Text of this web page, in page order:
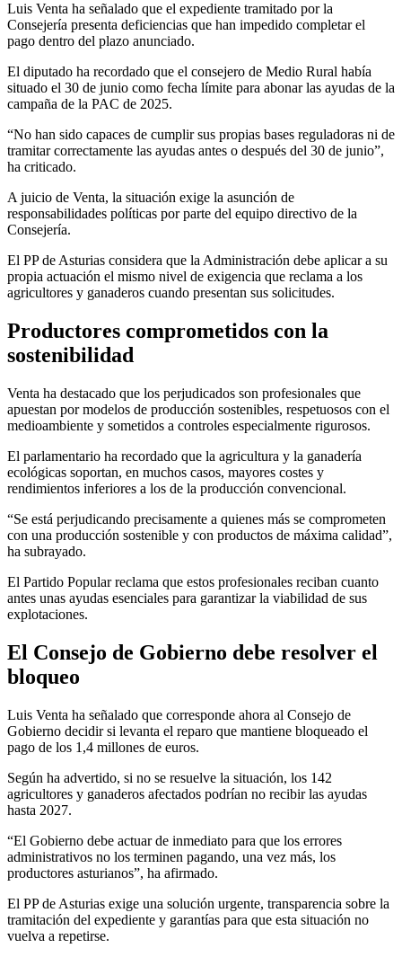
Luis Venta ha señalado que el expediente tramitado por la
Consejería presenta deficiencias que han impedido completar el
pago dentro del plazo anunciado.
El diputado ha recordado que el consejero de Medio Rural había
situado el 30 de junio como fecha límite para abonar las ayudas de la
campaña de la PAC de 2025.
“No han sido capaces de cumplir sus propias bases reguladoras ni de
tramitar correctamente las ayudas antes o después del 30 de junio”,
ha criticado.
A juicio de Venta, la situación exige la asunción de
responsabilidades políticas por parte del equipo directivo de la
Consejería.
El PP de Asturias considera que la Administración debe aplicar a su
propia actuación el mismo nivel de exigencia que reclama a los
agricultores y ganaderos cuando presentan sus solicitudes.
Productores comprometidos con la
sostenibilidad
Venta ha destacado que los perjudicados son profesionales que
apuestan por modelos de producción sostenibles, respetuosos con el
medioambiente y sometidos a controles especialmente rigurosos.
El parlamentario ha recordado que la agricultura y la ganadería
ecológicas soportan, en muchos casos, mayores costes y
rendimientos inferiores a los de la producción convencional.
“Se está perjudicando precisamente a quienes más se comprometen
con una producción sostenible y con productos de máxima calidad”,
ha subrayado.
El Partido Popular reclama que estos profesionales reciban cuanto
antes unas ayudas esenciales para garantizar la viabilidad de sus
explotaciones.
El Consejo de Gobierno debe resolver el
bloqueo
Luis Venta ha señalado que corresponde ahora al Consejo de
Gobierno decidir si levanta el reparo que mantiene bloqueado el
pago de los 1,4 millones de euros.
Según ha advertido, si no se resuelve la situación, los 142
agricultores y ganaderos afectados podrían no recibir las ayudas
hasta 2027.
“El Gobierno debe actuar de inmediato para que los errores
administrativos no los terminen pagando, una vez más, los
productores asturianos”, ha afirmado.
El PP de Asturias exige una solución urgente, transparencia sobre la
tramitación del expediente y garantías para que esta situación no
vuelva a repetirse.